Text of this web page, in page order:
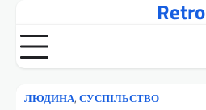
вмісту
Retro
ЛЮДИНА, СУСПІЛЬСТВО